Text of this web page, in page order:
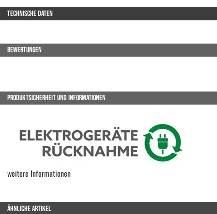
TECHNISCHE DATEN
BEWERTUNGEN
PRODUKTSICHERHEIT UND INFORMATIONEN
weitere Informationen
ÄHNLICHE ARTIKEL